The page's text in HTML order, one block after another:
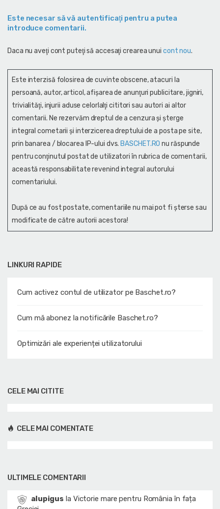
LINKURI RAPIDE
Cum activez contul de utilizator pe Baschet.ro?
Cum mă abonez la notificările Baschet.ro?
Optimizări ale experienței utilizatorului
Este necesar să vă autentificaţi pentru a putea
introduce comentarii.
Daca nu aveţi cont puteţi să accesaţi crearea unui cont nou.
Este interzisă folosirea de cuvinte obscene, atacuri la
persoană, autor, articol, afişarea de anunţuri publicitare, jigniri,
trivialităţi, injurii aduse celorlalţi cititori sau autori ai altor
comentarii. Ne rezervăm dreptul de a cenzura și şterge
integral cometarii și interzicerea dreptului de a posta pe site,
prin banarea / blocarea IP-ului dvs.BASCHET.RO nu răspunde
pentru conţinutul postat de utilizatori în rubrica de comentarii,
această responsabilitate revenind integral autorului
comentariului.
După ce au fost postate, comentariile nu mai pot fi șterse sau
modificate de către autorii acestora!
CELE MAI CITITE
CELE MAI COMENTATE
ULTIMELE COMENTARII
alupigus la Victorie mare pentru România în fața